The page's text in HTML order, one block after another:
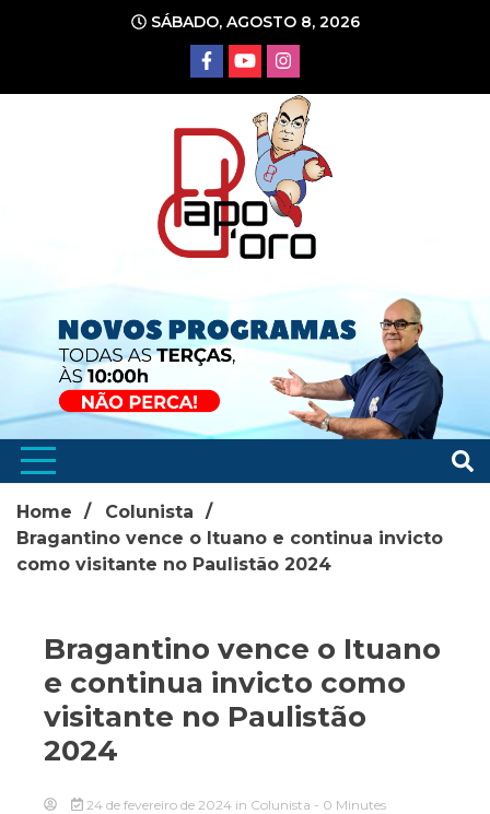
conteúdo
SÁBADO, AGOSTO 8, 2026
Home
Colunista
Bragantino vence o Ituano e continua invicto
como visitante no Paulistão 2024
Bragantino vence o Ituano
e continua invicto como
visitante no Paulistão
2024
24 de fevereiro de 2024 in Colunista - 0 Minutes